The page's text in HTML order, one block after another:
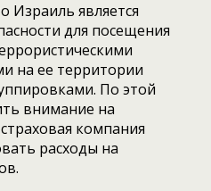
Израиль является
для посещения
на ее территории
По этой
внимание на
компания
расходы на